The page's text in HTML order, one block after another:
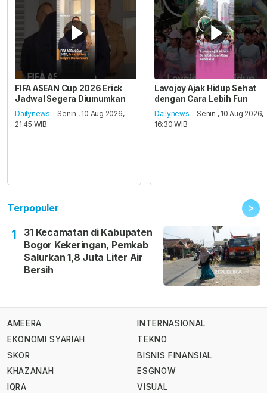
FIFA ASEAN Cup 2026 Erick
Jadwal Segera Diumumkan
Dailynews - Senin , 10 Aug 2026,
21:45 WIB
Lavojoy Ajak Hidup Sehat
dengan Cara Lebih Fun
Dailynews - Senin , 10 Aug 2026,
16:30 WIB
Terpopuler >
1
31 Kecamatan di Kabupaten
Bogor Kekeringan, Pemkab
Salurkan 1,8 Juta Liter Air
Bersih
AMEERA
EKONOMI SYARIAH
SKOR
KHAZANAH
IQRA
INTERNASIONAL
TEKNO
BISNIS FINANSIAL
ESGNOW
VISUAL